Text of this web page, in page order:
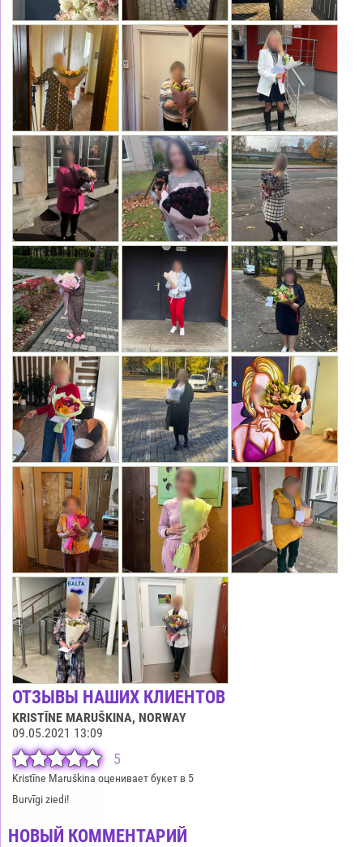
ОТЗЫВЫ НАШИХ КЛИЕНТОВ
KRISTĪNE MARUŠKINA, NORWAY
09.05.2021 13:09
5
Kristīne Maruškina оценивает букет в 5
Burvīgi ziedi!
НОВЫЙ КОММЕНТАРИЙ